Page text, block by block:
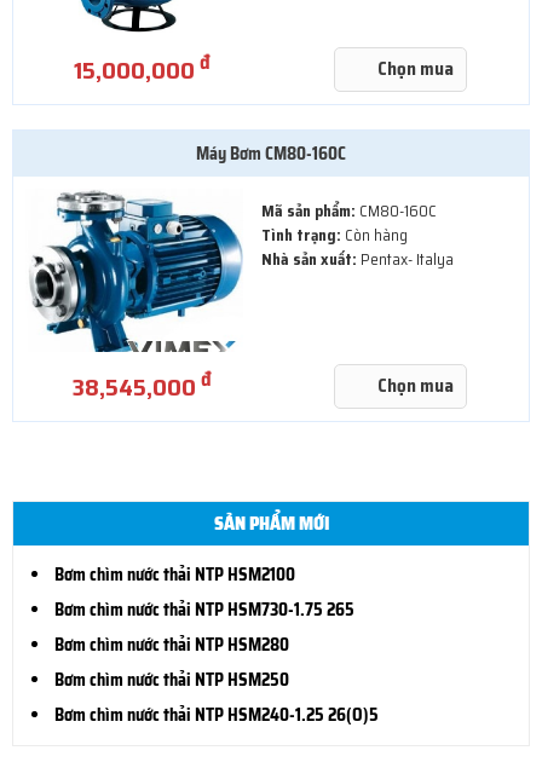
15,000,000đ Chọn mua
Máy Bơm CM80-160C
Mã sản phẩm: CM80-160C
Tình trạng: Còn hàng
Nhà sản xuất: Pentax- Italya
38,545,000đ Chọn mua
SẢN PHẨM MỚI
Bơm chìm nước thải NTP HSM2100
Bơm chìm nước thải NTP HSM730-1.75 265
Bơm chìm nước thải NTP HSM280
Bơm chìm nước thải NTP HSM250
Bơm chìm nước thải NTP HSM240-1.25 26(O)5